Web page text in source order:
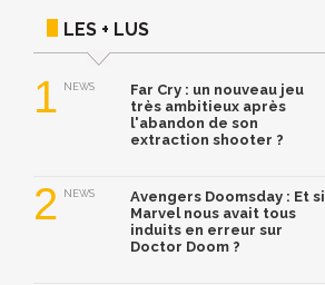
LES + LUS
1 NEWS
Far Cry : un nouveau jeu
très ambitieux après
l'abandon de son
extraction shooter ?
2 NEWS
Avengers Doomsday : Et si
Marvel nous avait tous
induits en erreur sur
Doctor Doom ?